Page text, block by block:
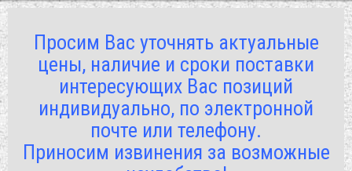
Просим Вас уточнять актуальные
цены, наличие и сроки поставки
интересующих Вас позиций
индивидуально, по электронной
почте или телефону.
Приносим извинения за возможные